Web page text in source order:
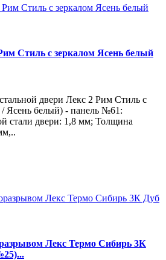
Стиль с зеркалом Ясень белый
двери Лекс 2 Рим Стиль с
Ясень белый) - панель №61:
стали двери: 1,8 мм; Толщина
Лекс Термо Сибирь 3К